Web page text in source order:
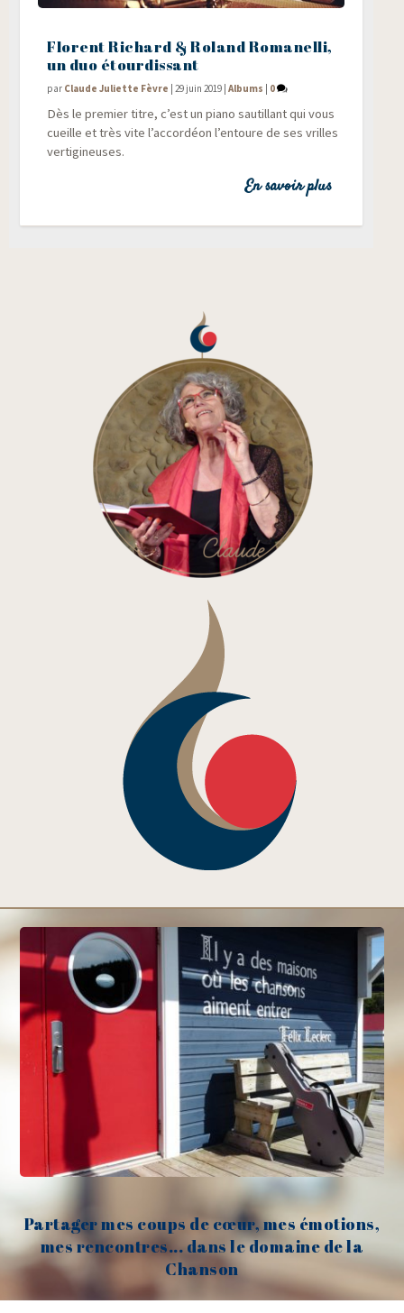
Florent Richard & Roland Romanelli,
un duo étourdissant
par Claude Juliette Fèvre |29 juin 2019 |Albums 0
Dès le pre­mier titre, c’est un pia­no sau­tillant qui vous
cueille et très vite l’accordéon l’entoure de ses vrilles
vertigineuses.
En savoir plus
Partager mes coups de cœur, mes émotions,
mes rencontres... dans le domaine de la
Chanson